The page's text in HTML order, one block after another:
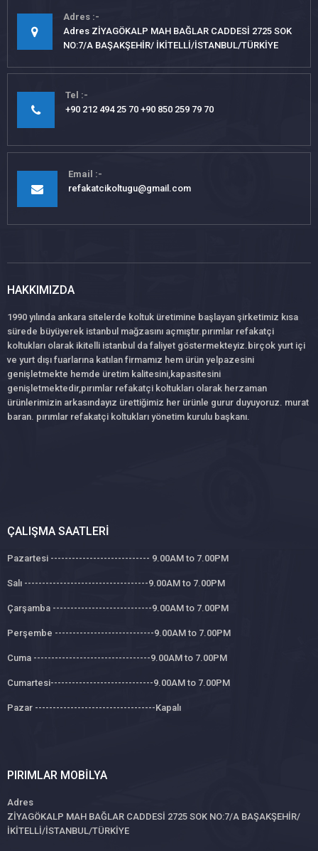
Adres
Adres ZİYAGÖKALP MAH BAĞLAR CADDESİ 2725 SOK
NO:7/A BAŞAKŞEHİR/ İKİTELLİ/İSTANBUL/TÜRKİYE
Tel
+90 212 494 25 70 +90 850 259 79 70
Email
refakatcikoltugu@gmail.com
HAKKIMIZDA
1990 yılında ankara sitelerde koltuk üretimine başlayan şirketimiz kısa
sürede büyüyerek istanbul mağzasını açmıştır.pırımlar refakatçi
koltukları olarak ikitelli istanbul da faliyet göstermekteyiz.birçok yurt içi
ve yurt dışı fuarlarına katılan firmamız hem ürün yelpazesini
genişletmekte hemde üretim kalitesini,kapasitesini
genişletmektedir,pırımlar refakatçi koltukları olarak herzaman
ürünlerimizin arkasındayız ürettiğimiz her ürünle gurur duyuyoruz. murat
baran. pırımlar refakatçi koltukları yönetim kurulu başkanı.
ÇALIŞMA SAATLERI
Pazartesi ---------------------------- 9.00AM to 7.00PM
Salı -----------------------------------9.00AM to 7.00PM
Çarşamba ----------------------------9.00AM to 7.00PM
Perşembe ----------------------------9.00AM to 7.00PM
Cuma ---------------------------------9.00AM to 7.00PM
Cumartesi-----------------------------9.00AM to 7.00PM
Pazar ----------------------------------Kapalı
PIRIMLAR MOBILYA
Adres
ZİYAGÖKALP MAH BAĞLAR CADDESİ 2725 SOK NO:7/A BAŞAKŞEHİR/
İKİTELLİ/İSTANBUL/TÜRKİYE